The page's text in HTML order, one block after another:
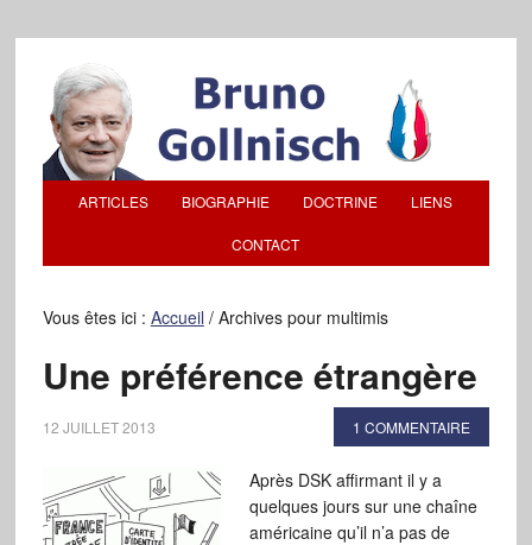
ARTICLES BIOGRAPHIE DOCTRINE LIENS
CONTACT
Vous êtes ici : Accueil /Archives pour multimis
Une préférence étrangère
12 JUILLET 2013 1 COMMENTAIRE
Après DSK affirmant il y a
quelques jours sur une chaîne
américaine qu’il n’a pas de